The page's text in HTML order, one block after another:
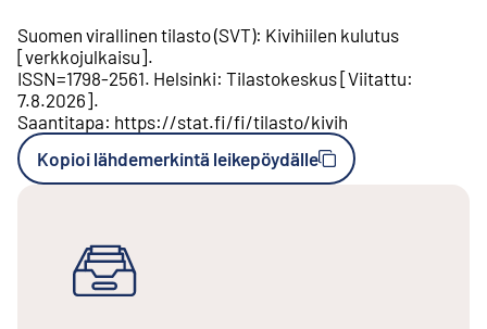
Suomen virallinen tilasto (SVT): Kivihiilen kulutus
[verkkojulkaisu].
ISSN=1798-2561. Helsinki: Tilastokeskus[Viitattu:
7.8.2026].
Saantitapa: https://stat.fi/fi/tilasto/kivih
Kopioi lähdemerkintä leikepöydälle